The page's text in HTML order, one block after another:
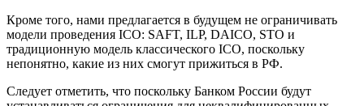
Кроме того, нами предлагается в будущем не ограничивать
модели проведения ICO: SAFT, ILP, DAICO, STO и
традиционную модель классического ICO, поскольку
непонятно, какие из них смогут прижиться в РФ.
Следует отметить, что поскольку Банком России будут